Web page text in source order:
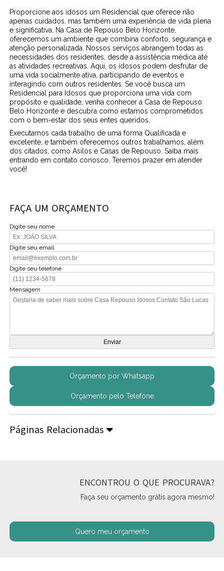
Proporcione aos idosos um Residencial que oferece não
apenas cuidados, mas também uma experiência de vida plena
e significativa. Na Casa de Repouso Belo Horizonte,
oferecemos um ambiente que combina conforto, segurança e
atenção personalizada. Nossos serviços abrangem todas as
necessidades dos residentes, desde a assistência médica até
as atividades recreativas. Aqui, os idosos podem desfrutar de
uma vida socialmente ativa, participando de eventos e
interagindo com outros residentes. Se você busca um
Residencial para Idosos que proporciona uma vida com
propósito e qualidade, venha conhecer a Casa de Repouso
Belo Horizonte e descubra como estamos comprometidos
com o bem-estar dos seus entes queridos.
Executamos cada trabalho de uma forma Qualificada e
excelente, e também oferecemos outros trabalhamos, além
dos citados, como Asilos e Casas de Repouso. Saiba mais
entrando em contato conosco. Teremos prazer em atender
você!
FAÇA UM ORÇAMENTO
Digite seu nome
Digite seu email
Digite seu telefone
Mensagem
Orçamento por Whatsapp
Orçamento pelo Telefone
Páginas Relacionadas
ENCONTROU O QUE PROCURAVA?
Faça seu orçamento grátis agora mesmo!
Quero meu orçamento